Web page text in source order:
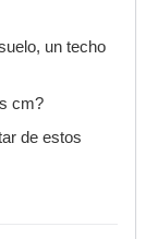
un techo
cm?
de estos